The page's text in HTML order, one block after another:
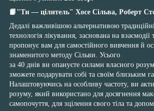
📙"Ти — цілитель" Хосе Сільва, Роберт
Дедалі важливішою альтернативою
технологія лікування, заснована на
пропонує вам для самостійного вивчення й
знаменитого методу Сільви. Усього
за 40 днів ви опануєте силами власного
зможете подарувати собі та своїм близьким
Налаштовуючись на особливу частоту, ви
розуму, який використано для досягнення
самопочуття, для зцілення свого тіла та